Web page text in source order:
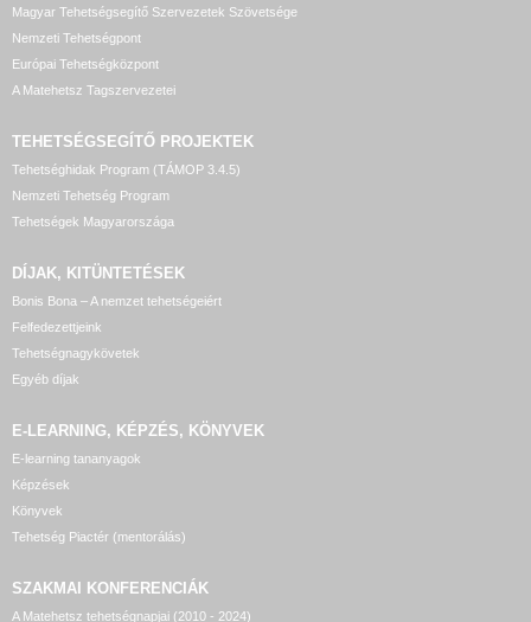
Magyar Tehetségsegítő Szervezetek Szövetsége
Nemzeti Tehetségpont
Európai Tehetségközpont
A Matehetsz Tagszervezetei
TEHETSÉGSEGÍTŐ PROJEKTEK
Tehetséghidak Program (TÁMOP 3.4.5)
Nemzeti Tehetség Program
Tehetségek Magyarországa
DÍJAK, KITÜNTETÉSEK
Bonis Bona – A nemzet tehetségeiért
Felfedezettjeink
Tehetségnagykövetek
Egyéb díjak
E-LEARNING, KÉPZÉS, KÖNYVEK
E-learning tananyagok
Képzések
Könyvek
Tehetség Piactér (mentorálás)
SZAKMAI KONFERENCIÁK
A Matehetsz tehetségnapjai (2010 - 2024)